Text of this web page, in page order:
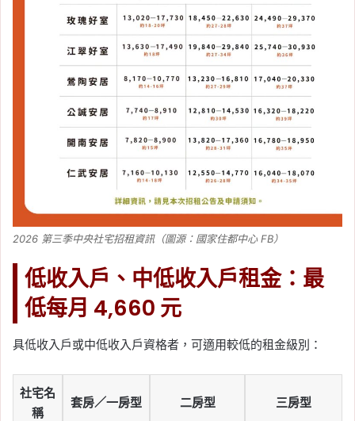
2026 第三季中央社宅招租資訊（圖源：國家住都中心 FB）
低收入戶、中低收入戶租金：最
低每月 4,660 元
具低收入戶或中低收入戶資格者，可適用較低的租金級別：
社宅名
稱
套房／一房型 二房型 三房型